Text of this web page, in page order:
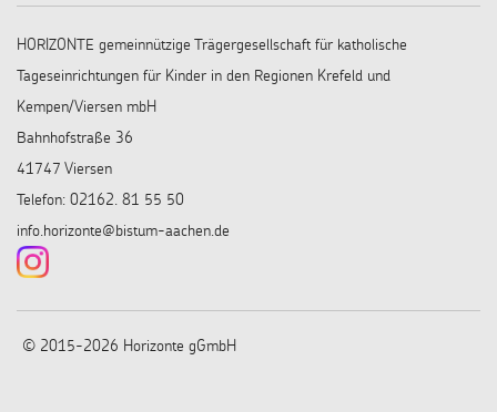
HORIZONTE gemeinnützige Trägergesellschaft für katholische
Tageseinrichtungen für Kinder in den Regionen Krefeld und
Kempen/Viersen mbH
Bahnhofstraße 36
41747 Viersen
Telefon: 02162. 81 55 50
info.horizonte@bistum-aachen.de
© 2015-2026 Horizonte gGmbH